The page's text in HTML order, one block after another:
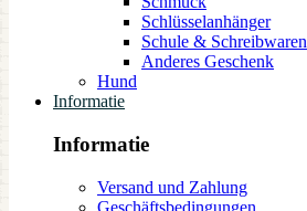
Schlüsselanhänger
Schule & Schreibwaren
Anderes Geschenk
Hund
Informatie
Informatie
Versand und Zahlung
Geschäftsbedingungen